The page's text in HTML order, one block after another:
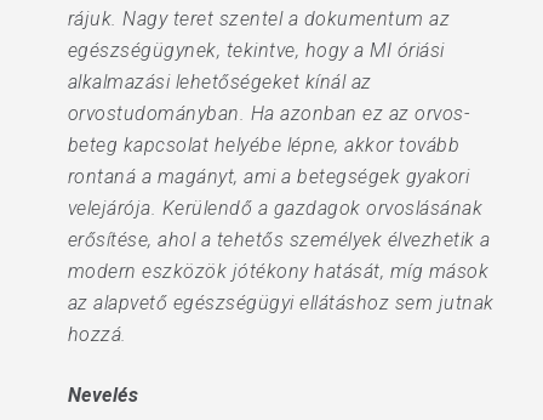
rájuk. Nagy teret szentel a dokumentum az
egészségügynek, tekintve, hogy a MI óriási
alkalmazási lehetőségeket kínál az
orvostudományban. Ha azonban ez az orvos-
beteg kapcsolat helyébe lépne, akkor tovább
rontaná a magányt, ami a betegségek gyakori
velejárója. Kerülendő a gazdagok orvoslásának
erősítése, ahol a tehetős személyek élvezhetik a
modern eszközök jótékony hatását, míg mások
az alapvető egészségügyi ellátáshoz sem jutnak
hozzá.
Nevelés